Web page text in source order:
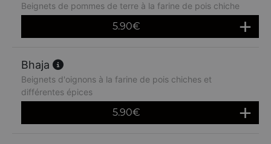
Beignets de pommes de terre à la farine de pois chiche
5.90€
Bhaja
Beignets d'oignons à la farine de pois chiches et
différentes épices
5.90€